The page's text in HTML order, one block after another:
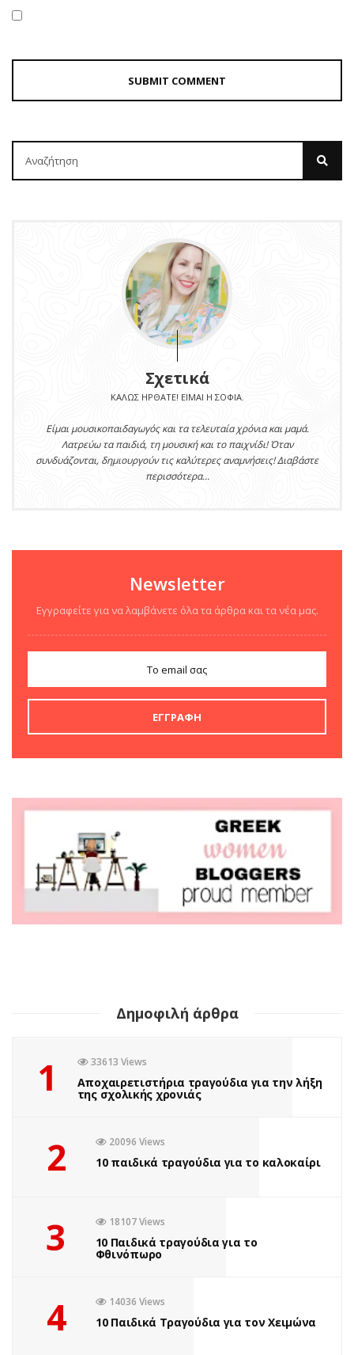
Σχετικά
ΚΑΛΏΣ ΉΡΘΑΤΕ! ΕΊΜΑΙ Η ΣΟΦΊΑ.
Είμαι μουσικοπαιδαγωγός και τα τελευταία χρόνια και μαμά.
Λατρεύω τα παιδιά, τη μουσική και το παιχνίδι! Όταν
συνδυάζονται, δημιουργούν τις καλύτερες αναμνήσεις! Διαβάστε
περισσότερα...
Newsletter
Εγγραφείτε για να λαμβάνετε όλα τα άρθρα και τα νέα μας.
Δημοφιλή άρθρα
1 33613 Views
Αποχαιρετιστήρια τραγούδια για την λήξη
της σχολικής χρονιάς
2 20096 Views
10 παιδικά τραγούδια για το καλοκαίρι
3 18107 Views
10 Παιδικά τραγούδια για το
Φθινόπωρο
4 14036 Views
10 Παιδικά Τραγούδια για τον Χειμώνα
MURDLE JR.: Έξυπνα
εγκλήματα για έξυπνα
παιδιά, εκδόσεις
Ψυχογιός